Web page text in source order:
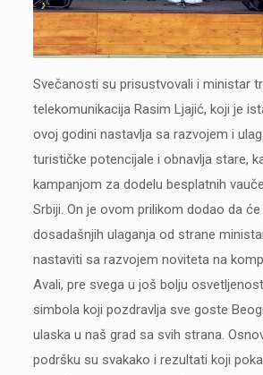
Svečanosti su prisustvovali i ministar
telekomunikacija Rasim Ljajić, koji je
ovoj godini nastavlja sa razvojem i
turističke potencijale i obnavlja stare,
kampanjom za dodelu besplatnih
Srbiji. On je ovom prilikom dodao da
dosadašnjih ulaganja od strane
nastaviti sa razvojem noviteta na
Avali, pre svega u još bolju
simbola koji pozdravlja sve goste
ulaska u naš grad sa svih strana.
podršku su svakako i rezultati koji